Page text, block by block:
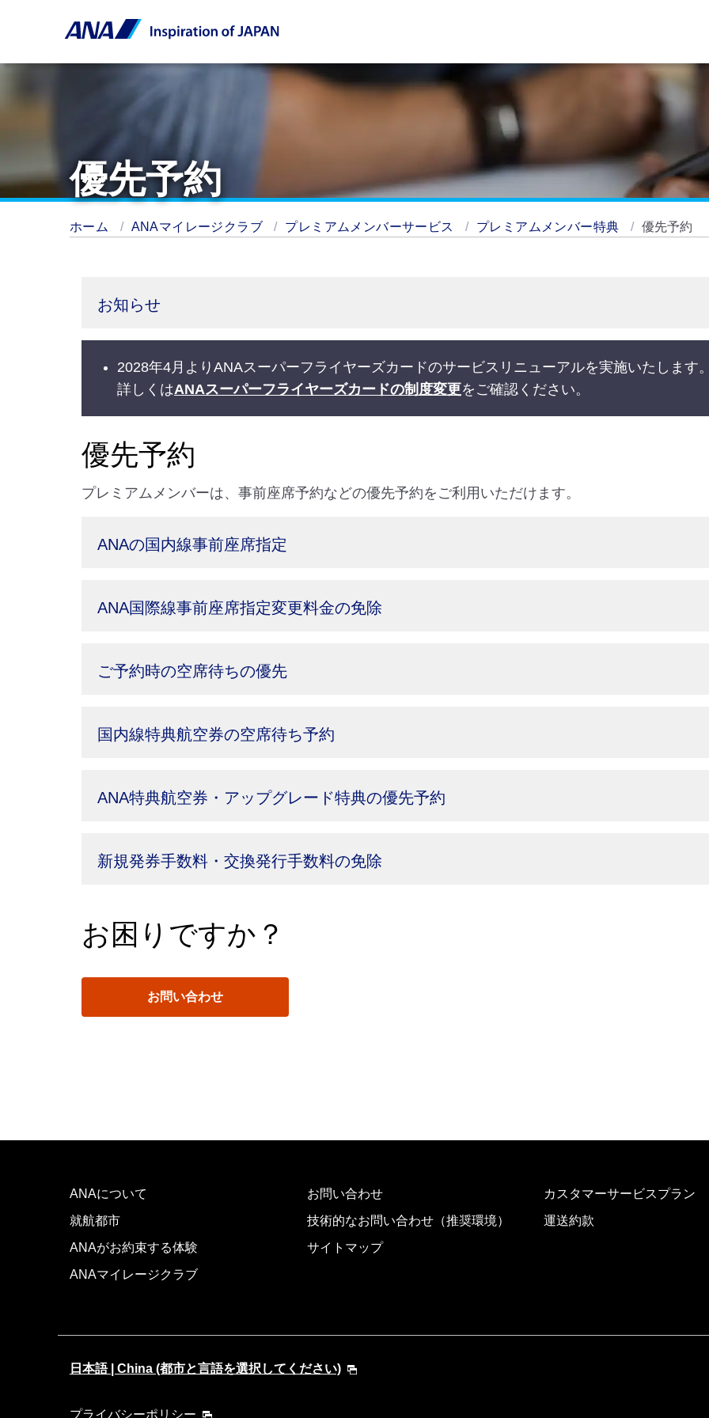
優先予約
ホーム ANAマイレージクラブ プレミアムメンバーサービス プレミアムメンバー特典 優先予約
お知らせ
2028年4月よりANAスーパーフライヤーズカードのサービスリニューアルを実施いたします
詳しくはANAスーパーフライヤーズカードの制度変更をご確認ください。
優先予約
プレミアムメンバーは、事前座席予約などの優先予約をご利用いただけます。
ANAの国内線事前座席指定
ANA国際線事前座席指定変更料金の免除
ご予約時の空席待ちの優先
国内線特典航空券の空席待ち予約
ANA特典航空券・アップグレード特典の優先予約
新規発券手数料・交換発行手数料の免除
お困りですか？
お問い合わせ
ANAについて
就航都市
ANAがお約束する体験
ANAマイレージクラブ
お問い合わせ
技術的なお問い合わせ（推奨環境）
サイトマップ
カスタマーサービスプラン
運送約款
日本語 | China (都市と言語を選択してください)
プライバシーポリシー